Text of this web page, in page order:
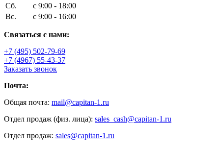
Сб.
с 9:00 - 18:00
Вс.
с 9:00 - 16:00
Связаться с нами:
+7 (495) 502-79-69
+7 (4967) 55-43-37
Заказать звонок
Почта:
Общая почта: mail@capitan-1.ru
Отдел продаж (физ. лица): sales_cash@capitan-1.ru
Отдел продаж: sales@capitan-1.ru